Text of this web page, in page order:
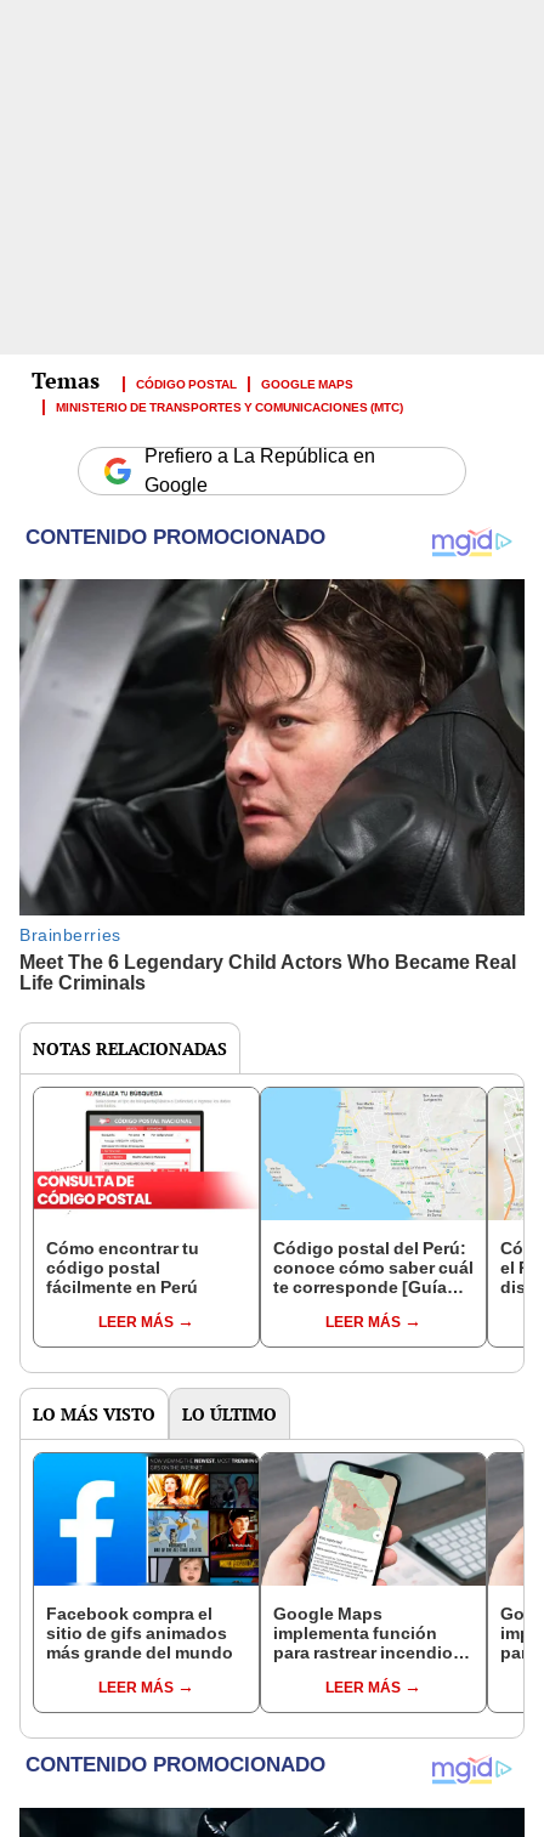
CÓDIGO POSTAL
GOOGLE MAPS
MINISTERIO DE TRANSPORTES Y COMUNICACIONES (MTC)
Prefiero a La República en
Google
NOTAS RELACIONADAS
Cómo encontrar tu
código postal
fácilmente en Perú
LEER MÁS
Código postal del Perú:
conoce cómo saber cuál
te corresponde [Guía
LEER MÁS
el
LO MÁS VISTO LO ÚLTIMO
Facebook compra el
sitio de gifs animados
más grande del mundo
LEER MÁS
Google Maps
implementa función
para rastrear incendios
mundialLEER MÁS
para